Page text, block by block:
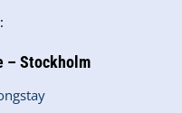
– Stockholm